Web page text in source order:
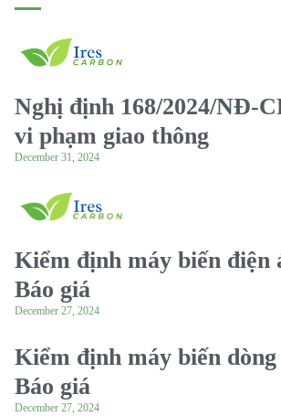
Nghị định 168/2024/NĐ-
vi phạm giao thông
December 31, 2024
Kiểm định máy biến điện
Báo giá
December 27, 2024
Kiểm định máy biến
Báo giá
December 27, 2024